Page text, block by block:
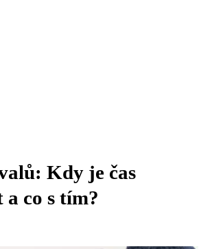
Kdy je čas
a co s tím?